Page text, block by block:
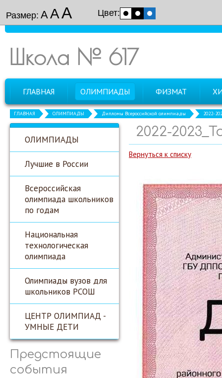
Размер: ААА Цвет:
Школа № 617
ГЛАВНАЯ ОЛИМПИАДЫ ФИЗМАТ
ГЛАВНАЯ ОЛИМПИАДЫ Дипломы Всероссийской олимпиады 2022-
ОЛИМПИАДЫ
Лучшие в России
Всероссийская
олимпиада школьников
по годам
Национальная
технологическая
олимпиада
Олимпиады вузов для
школьников РСОШ
ЦЕНТР ОЛИМПИАД -
УМНЫЕ ДЕТИ
Предстоящие
события
2022-
Вернуться к списку